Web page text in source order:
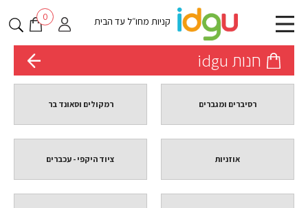
קניות מחו״ל עד הבית 0
חנות idgu
רסיברים ומגברים רמקולים וסאונד בר
אוזניות ציוד היקפי - עכברים